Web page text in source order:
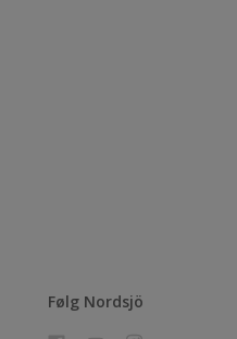
Følg Nordsjö